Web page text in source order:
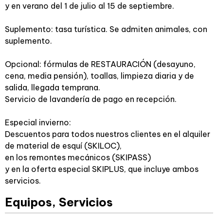
y en verano del 1 de julio al 15 de septiembre.
Suplemento: tasa turística. Se admiten animales, con
suplemento.
Opcional: fórmulas de RESTAURACIÓN (desayuno,
cena, media pensión), toallas, limpieza diaria y de
salida, llegada temprana.
Servicio de lavandería de pago en recepción.
Especial invierno:
Descuentos para todos nuestros clientes en el alquiler
de material de esquí (SKILOC),
en los remontes mecánicos (SKIPASS)
y en la oferta especial SKIPLUS, que incluye ambos
servicios.
Equipos, Servicios